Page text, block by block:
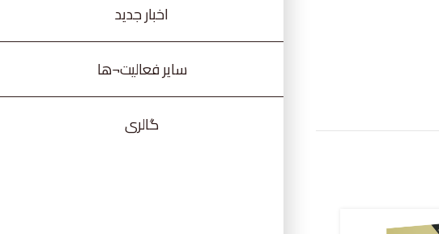
اخبار جدید
سایر فعالیت¬ها
گالری